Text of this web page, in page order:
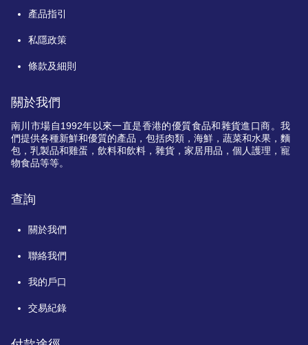
產品指引
私隱政策
條款及細則
關於我們
南川市場自1992年以來一直是香港的優質食品和雜貨進口商。我
們提供各種新鮮和優質的產品，包括肉類，海鮮，蔬菜和水果，麵
包，乳製品和雞蛋，飲料和飲料，雜貨，家居用品，個人護理，寵
物食品等等。
查詢
關於我們
聯絡我們
我的戶口
交易紀錄